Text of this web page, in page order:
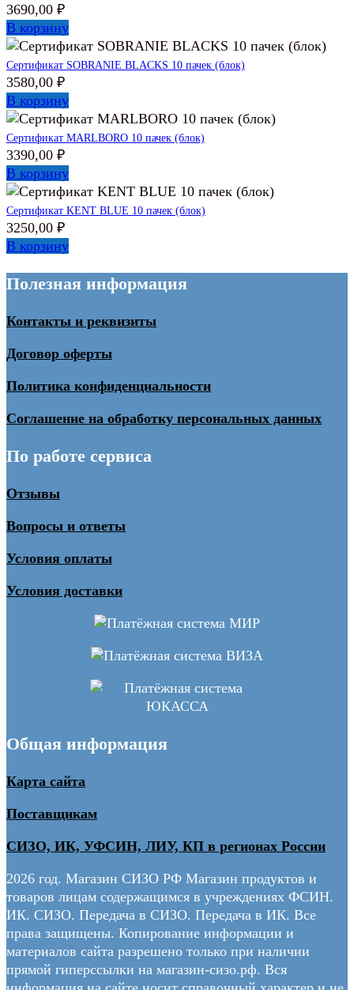
3690,00 ₽
В корзину
Сертификат SOBRANIE BLACKS 10 пачек (блок)
3580,00 ₽
В корзину
Сертификат MARLBORO 10 пачек (блок)
3390,00 ₽
В корзину
Сертификат KENT BLUE 10 пачек (блок)
3250,00 ₽
В корзину
Полезная информация
Контакты и реквизиты
Договор оферты
Политика конфиденциальности
Соглашение на обработку персональных данных
По работе сервиса
Отзывы
Вопросы и ответы
Условия оплаты
Условия доставки
Общая информация
Карта сайта
Поставщикам
СИЗО, ИК, УФСИН, ЛИУ, КП в регионах России
2026 год. Магазин СИЗО РФ Магазин продуктов и
товаров лицам содержащимся в учреждениях ФСИН.
ИК. СИЗО. Передача в СИЗО. Передача в ИК. Все
права защищены. Копирование информации и
материалов сайта разрешено только при наличии
прямой гиперссылки на магазин-сизо.рф. Вся